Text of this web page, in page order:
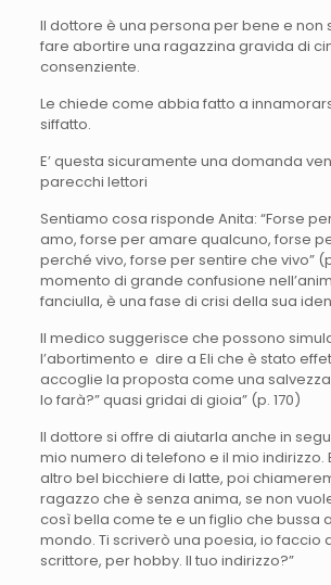
Il dottore è una persona per bene e non
fare abortire una ragazzina gravida di
consenziente.
Le chiede come abbia fatto a
siffatto.
E’ questa sicuramente una domanda
parecchi lettori
Sentiamo cosa risponde Anita: “Forse
amo, forse per amare qualcuno, forse
perché vivo, forse per sentire che vivo” (p.
momento di grande confusione
fanciulla, è una fase di crisi della sua
Il medico suggerisce che possono
l’abortimento e dire a Eli che è stato
accoglie la proposta come una
lo farà?” quasi gridai di gioia” (p. 170)
Il dottore si offre di aiutarla anche in
mio numero di telefono e il mio indirizzo.
altro bel bicchiere di latte, poi
ragazzo che è senza anima, se non
così bella come te e un figlio che bussa
mondo. Ti scriverò una poesia, io faccio
scrittore, per hobby. Il tuo indirizzo?”